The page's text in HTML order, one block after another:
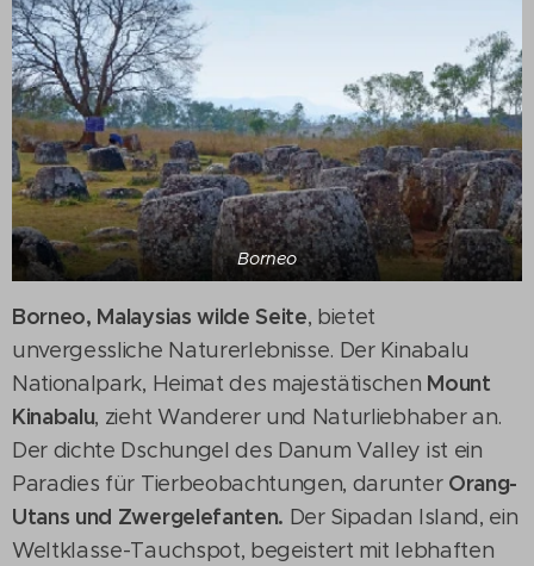
Borneo
Borneo, Malaysias wilde Seite, bietet
unvergessliche Naturerlebnisse. Der Kinabalu
Nationalpark, Heimat des majestätischen Mount
Kinabalu, zieht Wanderer und Naturliebhaber an.
Der dichte Dschungel des Danum Valley ist ein
Paradies für Tierbeobachtungen, darunter Orang-
Utans und Zwergelefanten. Der Sipadan Island, ein
Weltklasse-Tauchspot, begeistert mit lebhaften